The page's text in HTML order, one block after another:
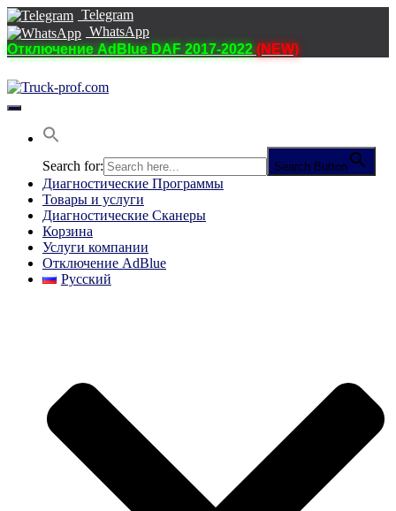
Telegram
WhatsApp
Отключение AdBlue DAF 2017-2022 (NEW)
Переключить
навигацию
Search for: Search Button
Диагностические Программы
Товары и услуги
Диагностические Сканеры
Корзина
Услуги компании
Отключение AdBlue
Русский